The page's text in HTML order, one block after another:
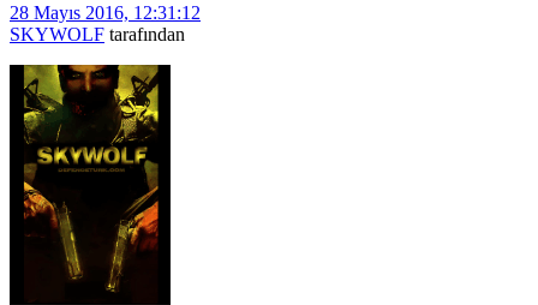
28 Mayıs 2016, 12:31:12
SKYWOLF tarafından